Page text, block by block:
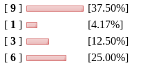
[ 9 ]
[37.50%]
[ 1 ]
[4.17%]
[ 3 ]
[12.50%]
[ 6 ]
[25.00%]